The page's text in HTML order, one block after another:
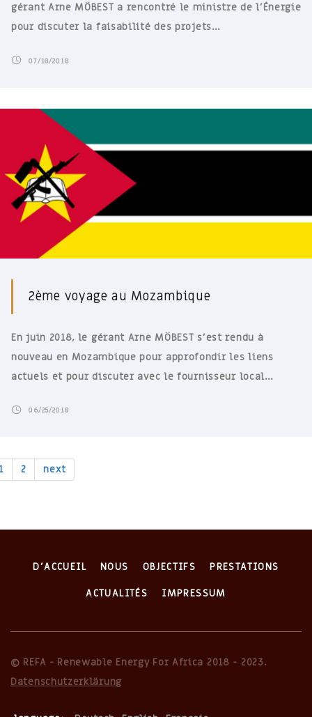
gérant Arne MÖBEST a rencontré le ministre de l’Énergie
pour discuter la faisabilité des projets…
07/18/2018
2ème voyage au Mozambique
En juin 2018, le gérant Arne MÖBEST s’est rendu à
nouveau en Mozambique pour approfondir les liens
actuels et pour discuter avec le fournisseur local…
06/25/2018
2 next
D'ACCUEIL NOUS OBJECTIFS
PRESTATIONS
ACTUALITÉS
IMPRESSUM
© REFA - Renewable Energy For Africa 2018 - 2023.
Datenschutzerklärung